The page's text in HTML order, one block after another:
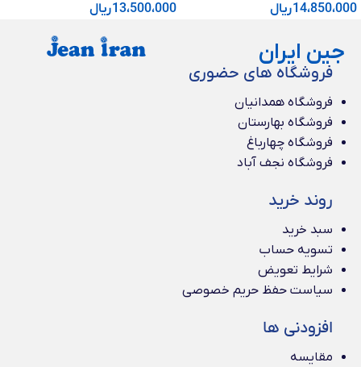
14،850،000ریال 13،500،000ریال
جین ایران
فروشگاه های حضوری
فروشگاه همدانیان
فروشگاه بهارستان
فروشگاه چهارباغ
فروشگاه نجف آباد
روند خرید
سبد خرید
تسویه حساب
شرایط تعویض
سیاست حفظ حریم خصوصی
افزودنی ها
مقایسه